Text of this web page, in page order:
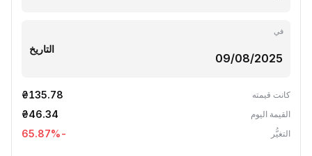
في
التاريخ
كانت قيمته ₴135.78
القيمة اليوم ₴46.34
التغيُّر -65.87
%